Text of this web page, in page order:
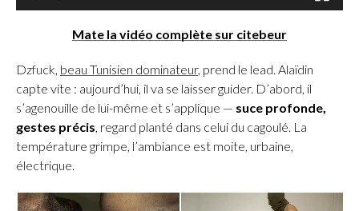
i
o
Mate la vidéo complète sur citebeur
Dzfuck, beau Tunisien dominateur, prend le lead. Alaïdin
capte vite : aujourd’hui, il va se laisser guider. D’abord, il
s’agenouille de lui-même et s’applique — suce profonde,
gestes précis , regard planté dans celui du cagoulé. La
température grimpe, l’ambiance est moite, urbaine,
électrique.